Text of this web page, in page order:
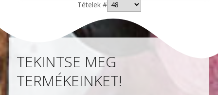
Tételek #
TEKINTSE MEG
TERMÉKEINKET!